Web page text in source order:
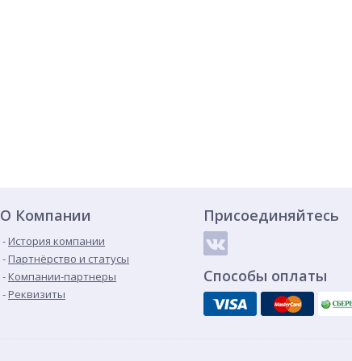
О Компании
История компании
Партнёрство и статусы
Компании-партнеры
Реквизиты
Присоединяйтесь
Способы оплаты